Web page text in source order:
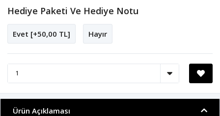
Hediye Paketi Ve Hediye Notu
Evet [+50,00 TL] Hayır
Ürün Açıklaması